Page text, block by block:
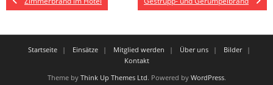
Startseite Einsätze Mitglied werden Über uns
Bilder
Kontakt
Theme by Think Up Themes Ltd. Powered by WordPress.